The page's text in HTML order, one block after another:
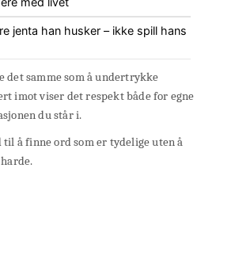
jenta han husker – ikke spill hans
det samme som å undertrykke
imot viser det respekt både for egne
du står i.
til å finne ord som er tydelige uten å